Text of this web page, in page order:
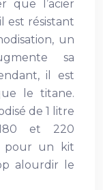
que l’acier
est résistant
un
sa
il est
le titane.
de 1 litre
et 220
pour un kit
alourdir le